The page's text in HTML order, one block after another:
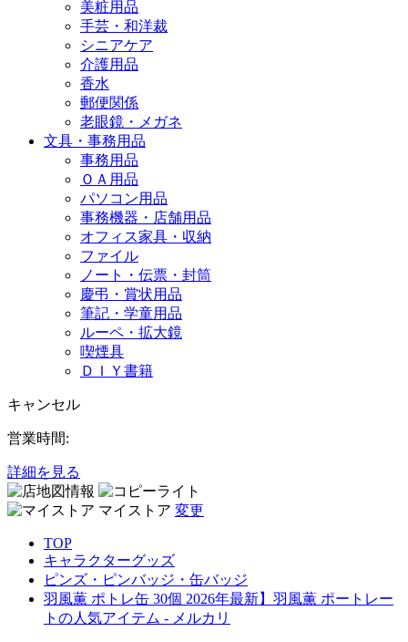
美粧用品
手芸・和洋裁
シニアケア
介護用品
香水
郵便関係
老眼鏡・メガネ
文具・事務用品
事務用品
ＯＡ用品
パソコン用品
事務機器・店舗用品
オフィス家具・収納
ファイル
ノート・伝票・封筒
慶弔・賞状用品
筆記・学童用品
ルーペ・拡大鏡
喫煙具
ＤＩＹ書籍
キャンセル
営業時間:
詳細を見る
マイストア 変更
TOP
キャラクターグッズ
ピンズ・ピンバッジ・缶バッジ
羽風薫 ポトレ缶 30個 2026年最新】羽風薫 ポートレー
トの人気アイテム - メルカリ